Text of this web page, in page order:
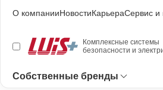
О компанииНовостиКарьераСервис и
Комплексные системы
безопасности и
Собственные бренды